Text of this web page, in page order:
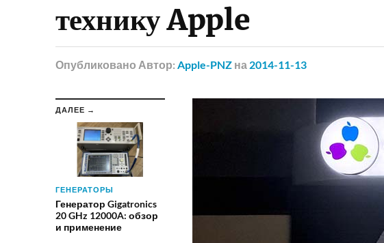
технику Apple
Опубликовано Автор: Apple-PNZ на 2014-11-13
ДАЛЕЕ →
ГЕНЕРАТОРЫ
Генератор Gigatronics
20 GHz 12000A: обзор
и применение